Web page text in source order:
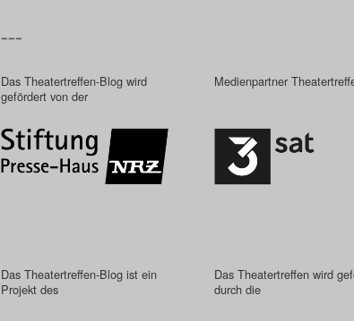
–––
Das Theatertreffen-Blog wird
gefördert von der
Medienpartner
Das Theatertreffen-Blog ist ein
Projekt des
Das Theatertreffen wird
durch die